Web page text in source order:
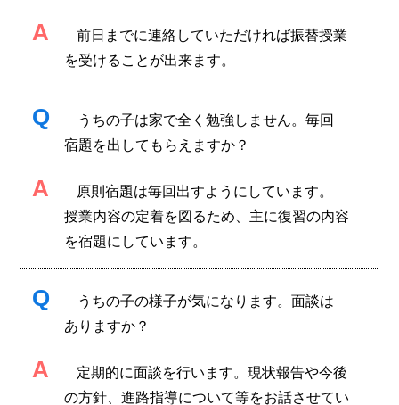
A
前日までに連絡していただければ振替授業
を受けることが出来ます。
Q
うちの子は家で全く勉強しません。毎回
宿題を出してもらえますか？
A
原則宿題は毎回出すようにしています。
授業内容の定着を図るため、主に復習の内容
を宿題にしています。
Q
うちの子の様子が気になります。面談は
ありますか？
A
定期的に面談を行います。現状報告や今後
の方針、進路指導について等をお話させてい